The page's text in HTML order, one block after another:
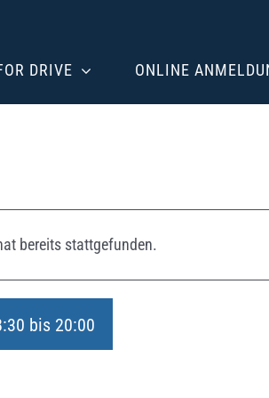
DRIVE ONLINE
bereits stattgefunden.
bis 20:00